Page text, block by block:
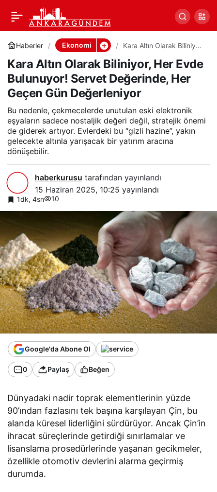
Haberler Ekonomi
Kara Altın Olarak Biliniyor,
Servet Değerinde, Her
Geçen Gün Değerleniyor
Kara Altın Olarak Biliniyor, Her Evde
Bulunuyor! Servet Değerinde, Her
Geçen Gün Değerleniyor
Bu nedenle, çekmecelerde unutulan eski elektronik
eşyaların sadece nostaljik değeri değil, stratejik önemi
de giderek artıyor. Evlerdeki bu “gizli hazine”, yakın
gelecekte altınla yarışacak bir yatırım aracına
dönüşebilir.
haberkurusu tarafından yayınlandı
15 Haziran 2025, 10:25 yayınlandı
1dk, 4sn 10
Google'da Abone Ol
0 Paylaş Beğen
Dünyadaki nadir toprak elementlerinin yüzde
90’ından fazlasını tek başına karşılayan Çin, bu
alanda küresel liderliğini sürdürüyor. Ancak Çin’in
ihracat süreçlerinde getirdiği sınırlamalar ve
lisanslama prosedürlerinde yaşanan gecikmeler,
özellikle otomotiv devlerini alarma geçirmiş
durumda.
Kara Altın Olarak
Biliniyor, Her Evde
Bulunuyor! Servet
Değerinde, Her Geçen
Gün Değerleniyor
0 Paylaş